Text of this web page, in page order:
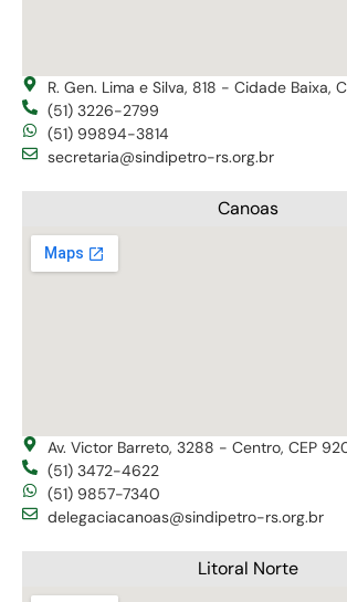
R. Gen. Lima e Silva, 818 - Cidade Baixa,
(51) 3226-2799
(51) 99894-3814
secretaria@sindipetro-rs.org.br
Canoas
Av. Victor Barreto, 3288 - Centro, CEP
(51) 3472-4622
(51) 9857-7340
delegaciacanoas@sindipetro-rs.org.br
Litoral Norte